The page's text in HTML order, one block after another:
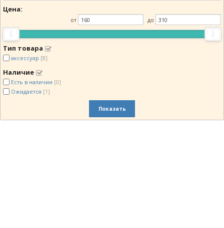
Цена:
от до
Тип товара
аксессуар [8]
Наличие
Есть в наличии [0]
Ожидается [1]
Показать